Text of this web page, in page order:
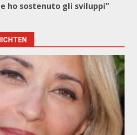
ho sostenuto gli sviluppi”